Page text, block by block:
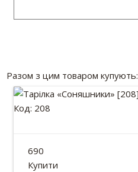
Разом з цим товаром купують:
Код: 208
Діаметр: 25см
690
Купити